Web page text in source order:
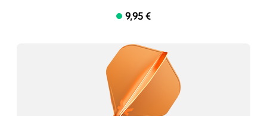
9,95 €